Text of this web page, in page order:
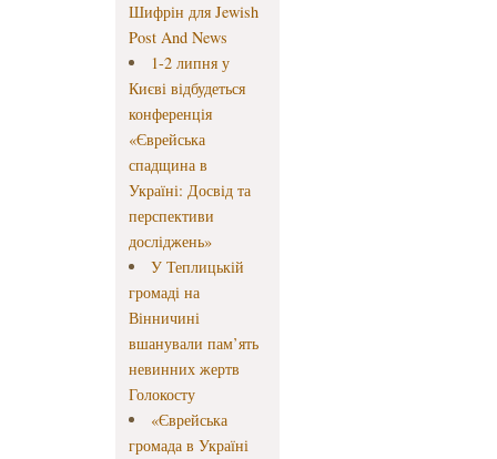
Шифрін для Jewish
Post And News
1-2 липня у
Києві відбудеться
конференція
«Єврейська
спадщина в
Україні: Досвід та
перспективи
досліджень»
У Теплицькій
громаді на
Вінничині
вшанували пам’ять
невинних жертв
Голокосту
«Єврейська
громада в Україні